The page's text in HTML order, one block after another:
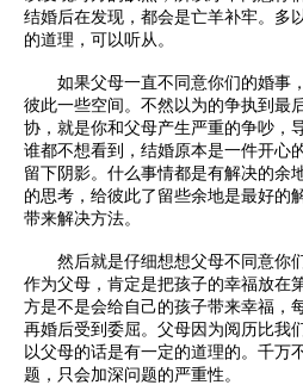
结婚后在发现，都会是亡羊补牢。多
的道理，可以听从。
如果父母一直不同意你们的婚事
彼此一些空间。不然以为的争执到最
协，就是你和父母产生严重的争吵，
谁都不想看到，结婚原本是一件开心
留下阴影。什么事情都是有解决的余
的思考，给彼此了留些余地是最好的
带来解决方法。
然后就是仔细想想父母不同意你们
作为父母，肯定是把孩子的幸福放在
方是不是会给自己的孩子带来幸福，
再婚后受到委屈。父母因为阅历比我
以父母的话是有一定的道理的。千万
题，只会加深问题的严重性。